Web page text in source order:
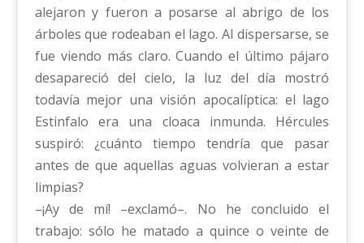
alejaron y fueron a posarse al abrigo de los
árboles que rodeaban el lago. Al dispersarse, se
fue viendo más claro. Cuando el último pájaro
desapareció del cielo, la luz del día mostró
todavía mejor una visión apocalíptica: el lago
Estinfalo era una cloaca inmunda. Hércules
suspiró: ¿cuánto tiempo tendría que pasar
antes de que aquellas aguas volvieran a estar
limpias?
–¡Ay de mí! –exclamó–. No he concluido el
trabajo: sólo he matado a quince o veinte de